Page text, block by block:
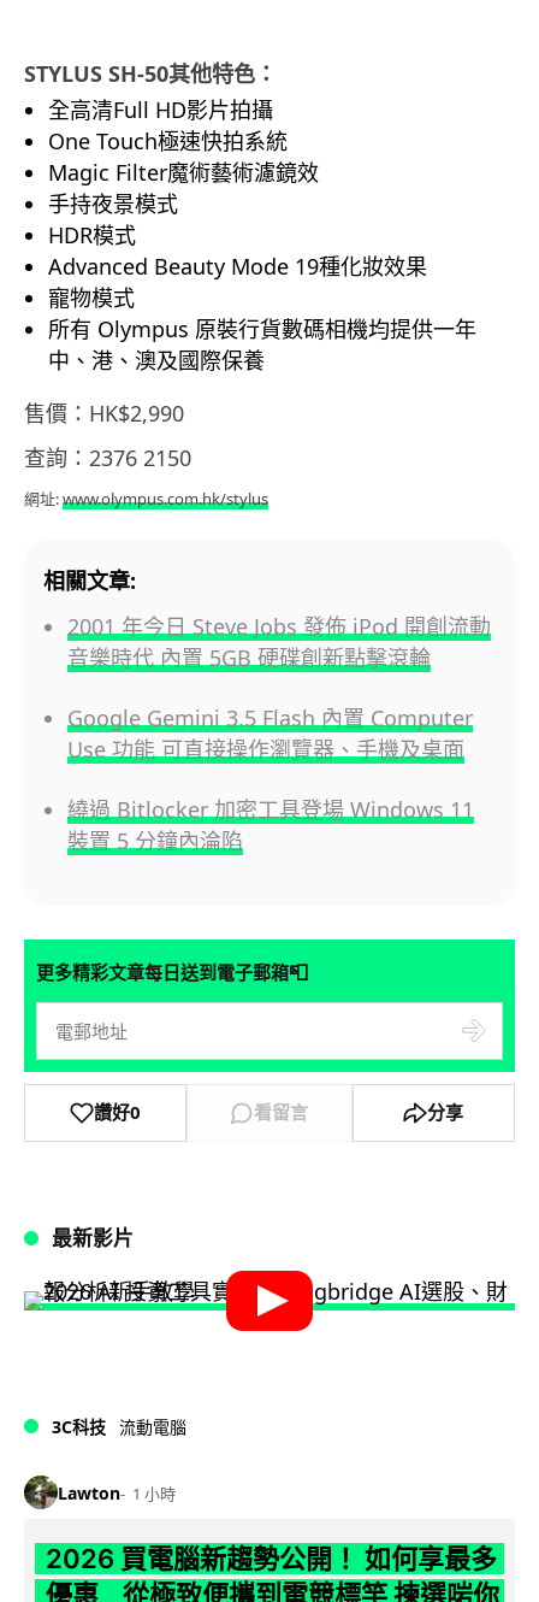
STYLUS SH-50其他特色：
全高清Full HD影片拍攝
One Touch極速快拍系統
Magic Filter魔術藝術濾鏡效
手持夜景模式
HDR模式
Advanced Beauty Mode 19種化妝效果
寵物模式
所有 Olympus 原裝行貨數碼相機均提供一年
中、港、澳及國際保養
售價：HK$2,990
查詢：2376 2150
網址:www.olympus.com.hk/stylus
相關文章:
2001 年今日 Steve Jobs 發佈 iPod 開創流動
音樂時代 內置 5GB 硬碟創新點擊滾輪
Google Gemini 3.5 Flash 內置 Computer
Use 功能 可直接操作瀏覽器、手機及桌面
繞過 Bitlocker 加密工具登場 Windows 11
裝置 5 分鐘內淪陷
更多精彩文章每日送到電子郵箱📮
讚好0 看留言 分享
最新影片
3C科技 流動電腦
Lawton 1 小時
2026 買電腦新趨勢公開！ 如何享最多
優惠 從極致便攜到電競標竿 揀選啱你